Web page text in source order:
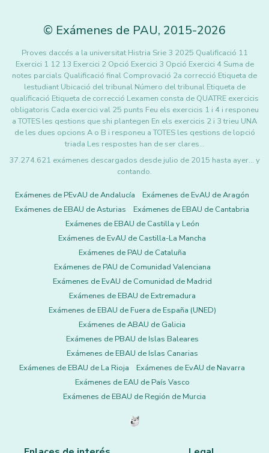
© Exámenes de PAU, 2015-2026
Proves daccés a la universitat Histria Srie 3 2025 Qualificació 11
Exercici 1 12 13 Exercici 2 Opció Exercici 3 Opció Exercici 4 Suma de
notes parcials Qualificació final Comprovació 2a correcció Etiqueta de
lestudiant Ubicació del tribunal Número del tribunal Etiqueta de
qualificació Etiqueta de correcció Lexamen consta de QUATRE exercicis
obligatoris Cada exercici val 25 punts Feu els exercicis 1 i 4 i responeu
a TOTES les qestions que shi plantegen En els exercicis 2 i 3 trieu UNA
de les dues opcions A o B i responeu a TOTES les qestions de lopció
triada Les respostes han de ser clares…
37.274.621 exámenes descargados desde julio de 2015 hasta ayer... y
contando.
Exámenes de PEvAU de Andalucía
Exámenes de EvAU de Aragón
Exámenes de EBAU de Asturias
Exámenes de EBAU de Cantabria
Exámenes de EBAU de Castilla y León
Exámenes de EvAU de Castilla-La Mancha
Exámenes de PAU de Cataluña
Exámenes de PAU de Comunidad Valenciana
Exámenes de EvAU de Comunidad de Madrid
Exámenes de EBAU de Extremadura
Exámenes de EBAU de Fuera de España (UNED)
Exámenes de ABAU de Galicia
Exámenes de PBAU de Islas Baleares
Exámenes de EBAU de Islas Canarias
Exámenes de EBAU de La Rioja
Exámenes de EvAU de Navarra
Exámenes de EAU de País Vasco
Exámenes de EBAU de Región de Murcia